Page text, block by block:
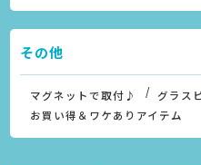
その他
マグネットで取付♪
グラス
お買い得＆ワケありアイテム